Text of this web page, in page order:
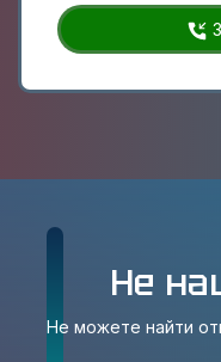
Не
Не можете найти